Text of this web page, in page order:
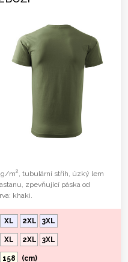
g/m2
, tubulární střih, úzký lem
zpevňující páska od
khaki.
XL 2XL
3XL
XL 2XL
3XL
158 (cm)